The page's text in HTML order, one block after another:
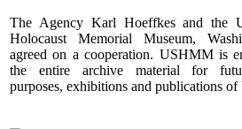
The Agency Karl Hoeffkes and the
Holocaust Memorial Museum,
agreed on a cooperation. USHMM is
the entire archive material for
purposes, exhibitions and publications